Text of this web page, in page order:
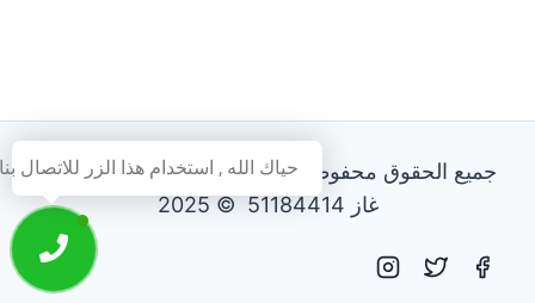
جميع الحقوق محفوظة - فني تصليح طباخات و افران
غاز 51184414 © 2025
حياك الله , استخدام هذا الزر للاتصال بنا